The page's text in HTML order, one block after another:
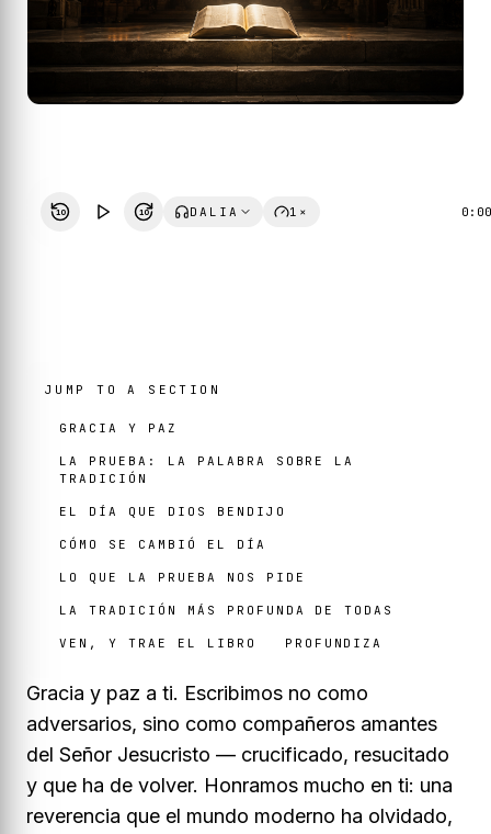
10 10 DALIA 1× 0:00
JUMP TO A SECTION
GRACIA Y PAZ
LA PRUEBA: LA PALABRA SOBRE LA
TRADICIÓN
EL DÍA QUE DIOS BENDIJO
CÓMO SE CAMBIÓ EL DÍA
LO QUE LA PRUEBA NOS PIDE
LA TRADICIÓN MÁS PROFUNDA DE TODAS
VEN, Y TRAE EL LIBRO PROFUNDIZA
Gracia y paz a ti. Escribimos no como
adversarios, sino como compañeros amantes
del Señor Jesucristo — crucificado, resucitado
y que ha de volver. Honramos mucho en ti: una
reverencia que el mundo moderno ha olvidado,